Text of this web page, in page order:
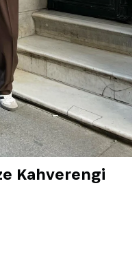
Kahverengi